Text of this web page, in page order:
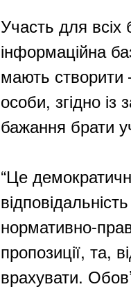
Участь для
інформаційна
мають створити
особи, згідно із
бажання брати
“Це
нормативно-
пропозиції, та,
врахувати.